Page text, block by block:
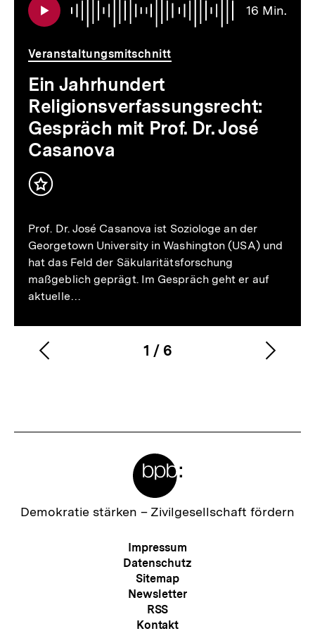
16 Min.
Veranstaltungsmitschnitt
Ein Jahrhundert
Religionsverfassungsrecht:
Gespräch mit Prof. Dr. José
Casanova
Inhalt
Prof. Dr. José Casanova ist Soziologe an der
Georgetown University in Washington (USA) und
hat das Feld der Säkularitätsforschung
maßgeblich geprägt. Im Gespräch geht er auf
aktuelle…
Karussellinhalt
1
von
/ 6
Vorherigen
Zur
Demokratie stärken – Zivilgesellschaft fördern
Meta-
Navigation
Impressum
Datenschutz
Sitemap
Newsletter
RSS
Kontakt